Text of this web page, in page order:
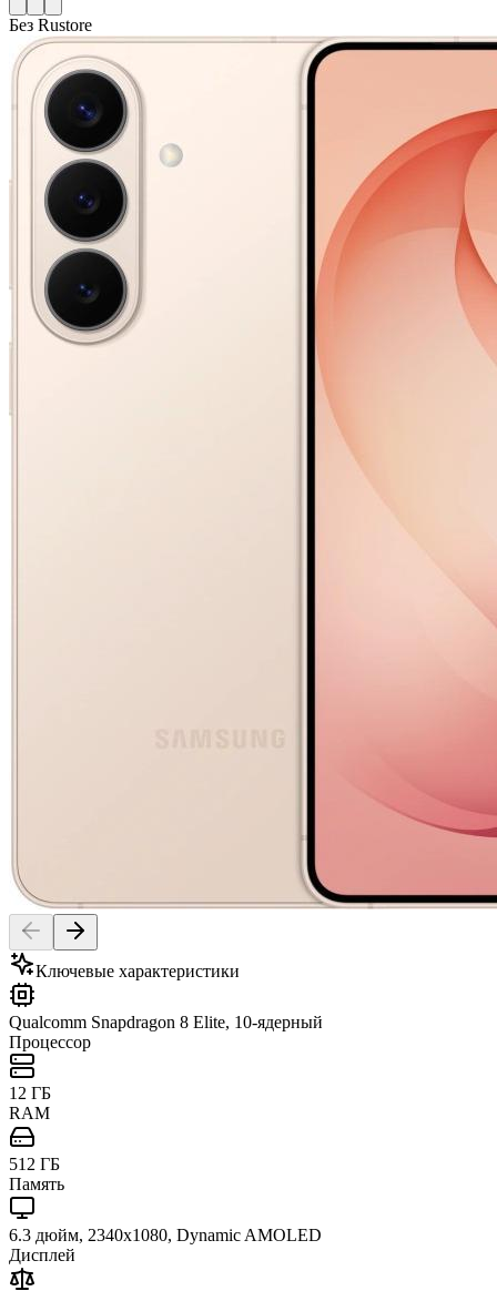
Без Rustore
Ключевые характеристики
Qualcomm Snapdragon 8 Elite, 10-ядерный
Процессор
12 ГБ
RAM
512 ГБ
Память
6.3 дюйм, 2340x1080, Dynamic AMOLED
Дисплей